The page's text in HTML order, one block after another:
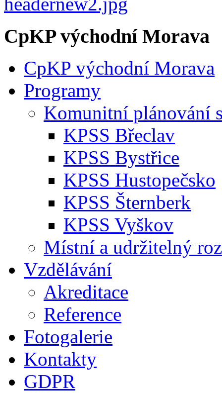
CpKP východní Morava
CpKP východní Morava
Programy
Komunitní plánování
KPSS Břeclav
KPSS Bystřice
KPSS Hustopečsko
KPSS Šternberk
KPSS Vyškov
Místní a udržitelný
Vzdělávání
Akreditace
Reference
Fotogalerie
Kontakty
GDPR